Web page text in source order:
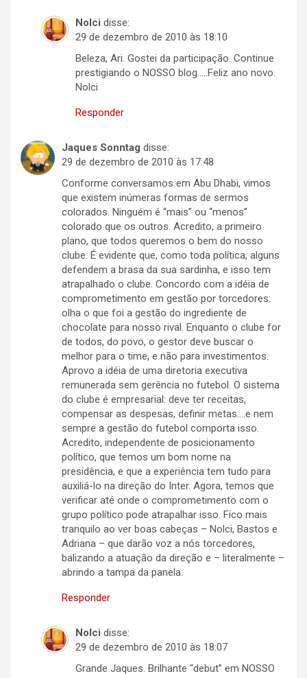
Nolci disse:
29 de dezembro de 2010 às 18:10
Beleza, Ari. Gostei da participação. Continue
prestigiando o NOSSO blog…..Feliz ano novo.
Nolci
Responder
Jaques Sonntag disse:
29 de dezembro de 2010 às 17:48
Conforme conversamos em Abu Dhabi, vimos
que existem inúmeras formas de sermos
colorados. Ninguém é “mais” ou “menos”
colorado que os outros. Acredito, a primeiro
plano, que todos queremos o bem do nosso
clube. É evidente que, como toda política, alguns
defendem a brasa da sua sardinha, e isso tem
atrapalhado o clube. Concordo com a idéia de
comprometimento em gestão por torcedores:
olha o que foi a gestão do ingrediente de
chocolate para nosso rival. Enquanto o clube for
de todos, do povo, o gestor deve buscar o
melhor para o time, e não para investimentos.
Aprovo a idéia de uma diretoria executiva
remunerada sem gerência no futebol. O sistema
do clube é empresarial: deve ter receitas,
compensar as despesas, definir metas….e nem
sempre a gestão do futebol comporta isso.
Acredito, independente de posicionamento
político, que temos um bom nome na
presidência, e que a experiência tem tudo para
auxiliá-lo na direção do Inter. Agora, temos que
verificar até onde o comprometimento com o
grupo político pode atrapalhar isso. Fico mais
tranquilo ao ver boas cabeças – Nolci, Bastos e
Adriana – que darão voz a nós torcedores,
balizando a atuação da direção e – literalmente –
abrindo a tampa da panela.
Responder
Nolci disse:
29 de dezembro de 2010 às 18:07
Grande Jaques. Brilhante “debut” em NOSSO